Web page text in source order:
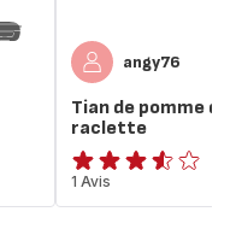
angy76
Tian de pomme
raclette
ratings.3.5
1 Avis